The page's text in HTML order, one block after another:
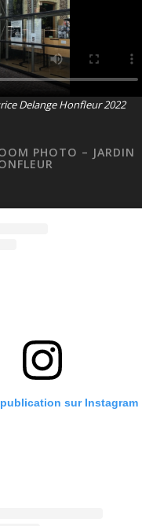
Delange Honfleur 2022
PHOTO – JARDIN
sur Instagram